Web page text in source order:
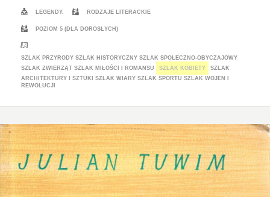
LEGENDY. RODZAJE LITERACKIE
POZIOM 5 (DLA DOROSŁYCH)
SZLAK PRZYRODY SZLAK HISTORYCZNY SZLAK SPOŁECZNO-OBYCZAJOWY
SZLAK ZWIERZĄT SZLAK MIŁOŚCI I ROMANSU SZLAK KOBIETY
SZLAK
ARCHITEKTURY I SZTUKI
SZLAK WIARY SZLAK SPORTU SZLAK WOJEN I
REWOLUCJI